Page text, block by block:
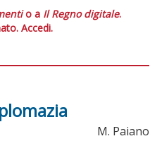
o a Il Regno digitale.
Accedi.
M. Paiano